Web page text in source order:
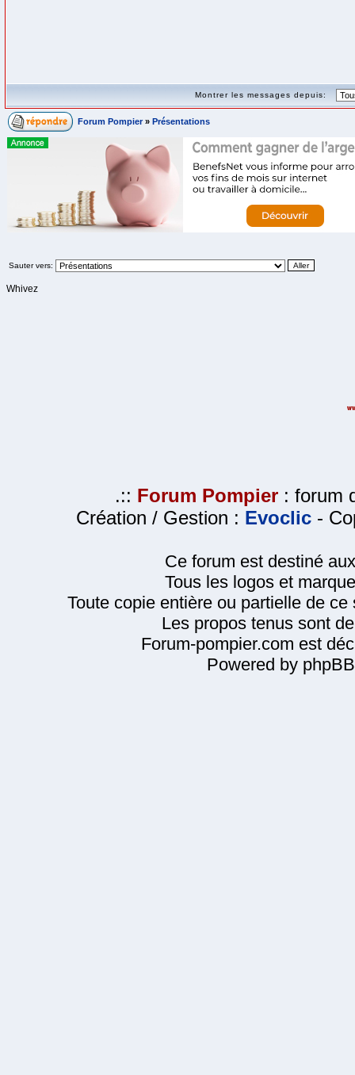
Montrer les messages depuis:
Forum Pompier » Présentations
Sauter vers:
Whivez
.:: Forum Pompier : forum
Création / Gestion : Evoclic -
Ce forum est destiné
Tous les logos et
Toute copie entière ou partielle de
Les propos tenus sont
Forum-pompier.com est
Powered by